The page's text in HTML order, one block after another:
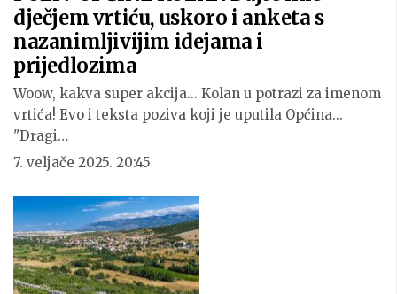
dječjem vrtiću, uskoro i anketa s
nazanimljivijim idejama i
prijedlozima
Woow, kakva super akcija... Kolan u potrazi za imenom
vrtića! Evo i teksta poziva koji je uputila Općina...
"Dragi…
7. veljače 2025. 20:45